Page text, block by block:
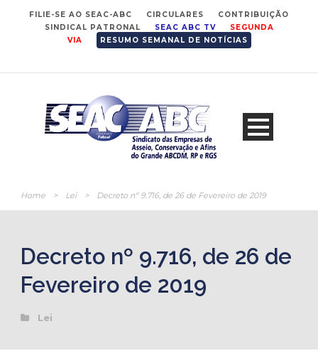
FILIE-SE AO SEAC-ABC CIRCULARES
CONTRIBUIÇÃO
SINDICAL PATRONAL
SEAC ABC TV
SEGUNDA
VIA
RESUMO SEMANAL DE NOTÍCIAS
Home > Lei > Decreto nº 9.716, de 26 de Fevereiro de 2019
Decreto nº 9.716, de 26 de
Fevereiro de 2019
Lei